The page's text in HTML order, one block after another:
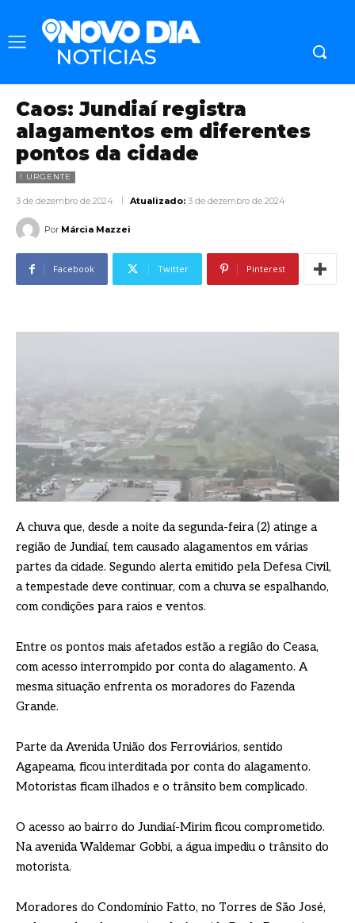
Caos: Jundiaí registra
alagamentos em diferentes
pontos da cidade
! URGENTE
3 de dezembro de 2024 Atualizado: 3 de dezembro de 2024
Por Márcia Mazzei
Facebook Twitter Pinterest
A chuva que, desde a noite da segunda-feira (2) atinge a
região de Jundiaí, tem causado alagamentos em várias
partes da cidade. Segundo alerta emitido pela Defesa Civil,
a tempestade deve continuar, com a chuva se espalhando,
com condições para raios e ventos.
Entre os pontos mais afetados estão a região do Ceasa,
com acesso interrompido por conta do alagamento. A
mesma situação enfrenta os moradores do Fazenda
Grande.
Parte da Avenida União dos Ferroviários, sentido
Agapeama, ficou interditada por conta do alagamento.
Motoristas ficam ilhados e o trânsito bem complicado.
O acesso ao bairro do Jundiaí-Mirim ficou comprometido.
Na avenida Waldemar Gobbi, a água impediu o trânsito do
motorista.
Moradores do Condomínio Fatto, no Torres de São José,